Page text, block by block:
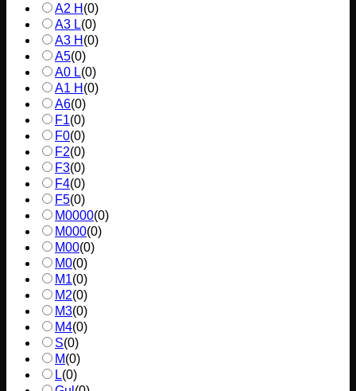
A2 H (0)
A3 L(0)
A3 H (0)
A5(0)
A0 L(0)
A1 H (0)
A6(0)
F1(0)
F0(0)
F2(0)
F3(0)
F4(0)
F5(0)
M0000(0)
M000(0)
M00(0)
M0(0)
M1(0)
M2(0)
M3(0)
M4(0)
S(0)
M(0)
L(0)